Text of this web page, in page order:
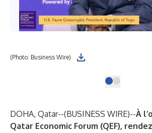
(Photo: Business Wire)
DOHA, Qatar--(BUSINESS WIRE)--À
Qatar Economic Forum (QEF),